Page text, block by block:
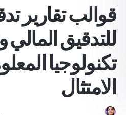
قوالب تقارير
للتدقيق المالي
تكنولوجيا
الامتثال